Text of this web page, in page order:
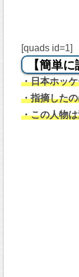
[quads id=1]
【簡単
・日本ホッ
・指摘した
・この人物